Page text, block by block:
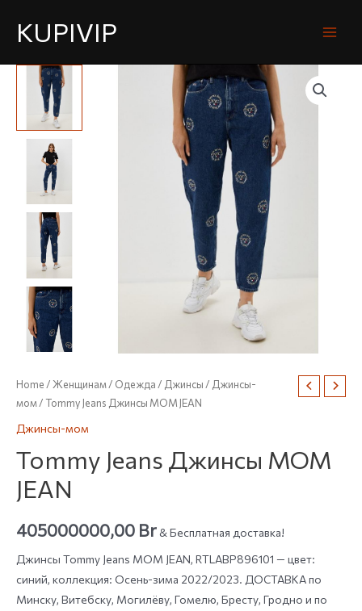
KUPIVIP
Home/Женщинам/ Одежда/ Джинсы/ Джинсы-
мом/ Tommy Jeans Джинсы MOM JEAN
Джинсы-мом
Tommy Jeans Джинсы MOM
JEAN
405000000,00 Br& Бесплатная доставка!
Джинсы Tommy Jeans MOM JEAN, RTLABP896101 — цвет:
синий, коллекция: Осень-зима 2022/2023. ДОСТАВКА по
Минску, Витебску, Могилёву, Гомелю, Бресту, Гродно и по